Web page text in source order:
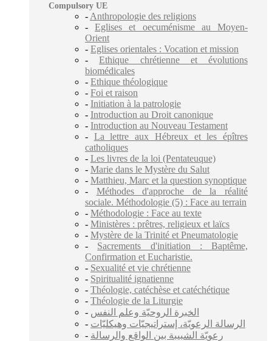
Compulsory UE
- Anthropologie des religions
-Eglises et oecuménisme au Moyen-
Orient
- Eglises orientales : Vocation et mission
-Ethique chrétienne et évolutions
biomédicales
- Ethique théologique
- Foi et raison
- Initiation à la patrologie
- Introduction au Droit canonique
- Introduction au Nouveau Testament
- La lettre aux Hébreux et les épîtres
catholiques
- Les livres de la loi (Pentateuque)
- Marie dans le Mystère du Salut
- Matthieu, Marc et la question synoptique
- Méthodes d'approche de la réalité
sociale. Méthodologie (5) : Face au terrain
- Méthodologie : Face au texte
- Ministères : prêtres, religieux et laïcs
- Mystère de la Trinité et Pneumatologie
- Sacrements d'initiation : Baptême,
Confirmation et Eucharistie.
- Sexualité et vie chrétienne
- Spiritualité ignatienne
- Théologie, catéchèse et catéchétique
- Théologie de la Liturgie
- الخبرة الروحيّة وعلم النفس
- الرسالة الرعويّة، إستراتيجيّات وهيكليّات
- رعويّة الشبيبة بين الواقع والرسالة